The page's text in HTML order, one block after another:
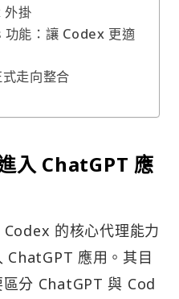
外掛
能：讓 Codex 更適
走向整合
入 ChatGPT 應
的核心代理能力
ChatGPT 應用。其目
分 ChatGPT 與 Cod